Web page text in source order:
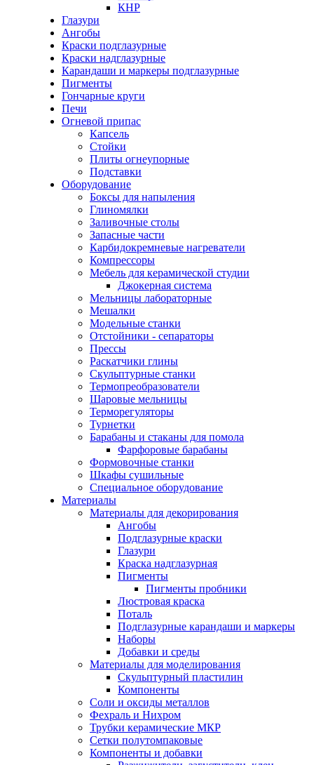
КНР
Глазури
Ангобы
Краски подглазурные
Краски надглазурные
Карандаши и маркеры подглазурные
Пигменты
Гончарные круги
Печи
Огневой припас
Капсель
Стойки
Плиты огнеупорные
Подставки
Оборудование
Боксы для напыления
Глиномялки
Заливочные столы
Запасные части
Карбидокремневые нагреватели
Компрессоры
Мебель для керамической студии
Джокерная система
Мельницы лабораторные
Мешалки
Модельные станки
Отстойники - сепараторы
Прессы
Раскатчики глины
Скульптурные станки
Термопреобразователи
Шаровые мельницы
Терморегуляторы
Турнетки
Барабаны и стаканы для помола
Фарфоровые барабаны
Формовочные станки
Шкафы сушильные
Специальное оборудование
Материалы
Материалы для декорирования
Ангобы
Подглазурные краски
Глазури
Краска надглазурная
Пигменты
Пигменты пробники
Люстровая краска
Поталь
Подглазурные карандаши и маркеры
Наборы
Добавки и среды
Материалы для моделирования
Скульптурный пластилин
Компоненты
Соли и оксиды металлов
Фехраль и Нихром
Трубки керамические МКР
Сетки полутомпаковые
Компоненты и добавки